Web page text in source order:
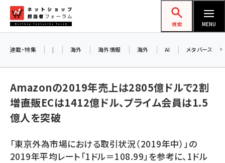
ン
ネットショップ担当者フォーラム
検索 MENU
amazon (2246)
楽天 (1871)
連載・特集 | 海外 海外情報 海外 AI メタバース
Amazonの2019年売上は2805億ドルで2割
増――直販ECは1412億ドル、プライム会員は1.5
億人を突破
「東京外為市場における取引状況（2019年中）」の
2019年平均レート「1ドル＝108.99」を参考に、1ドル